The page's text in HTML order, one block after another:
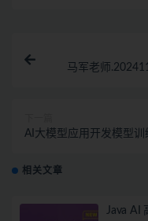
马军老师
AI大模型应用开发​模型训
相关文章
Java AI